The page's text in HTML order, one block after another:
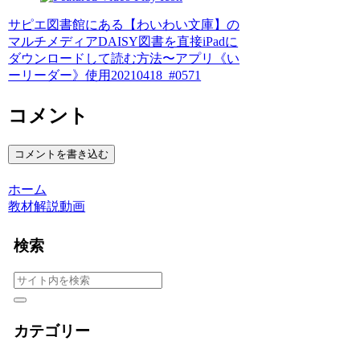
サピエ図書館にある【わいわい文庫】の
マルチメディアDAISY図書を直接iPadに
ダウンロードして読む方法〜アプリ《い
ーリーダー》使用20210418_#0571
コメント
コメントを書き込む
ホーム
教材解説動画
検索
カテゴリー